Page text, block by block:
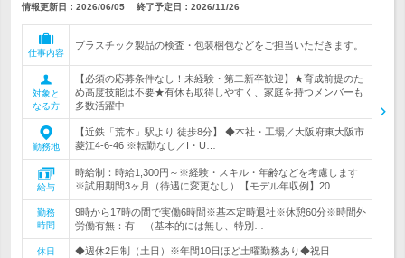
情報更新日：2026/06/05 終了予定日： 2026/11/26
仕事内容
プラスチック製品の検査・包装梱包などをご担当いただきます。
対象と
なる方
【必須の応募条件なし！未経験・第二新卒歓迎】★育成前提のた
め高度技能は不要★有休も取得しやすく、家庭を持つメンバーも
多数活躍中
勤務地
【近鉄「荒本」駅より 徒歩8分】 ◆本社・工場／大阪府東大阪市
菱江4-6-46 ※転勤なし／I・U…
給与
時給制：時給1,300円～※経験・スキル・年齢などを考慮します
※試用期間3ヶ月（待遇に変更なし）【モデル年収例】20…
勤務
時間
9時から17時の間で実働6時間※基本定時退社※休憩60分※時間外
労働有無：有 （基本的には無し、特別…
休日
◆週休2日制（土日）※年間10日ほど土曜勤務あり◆祝日